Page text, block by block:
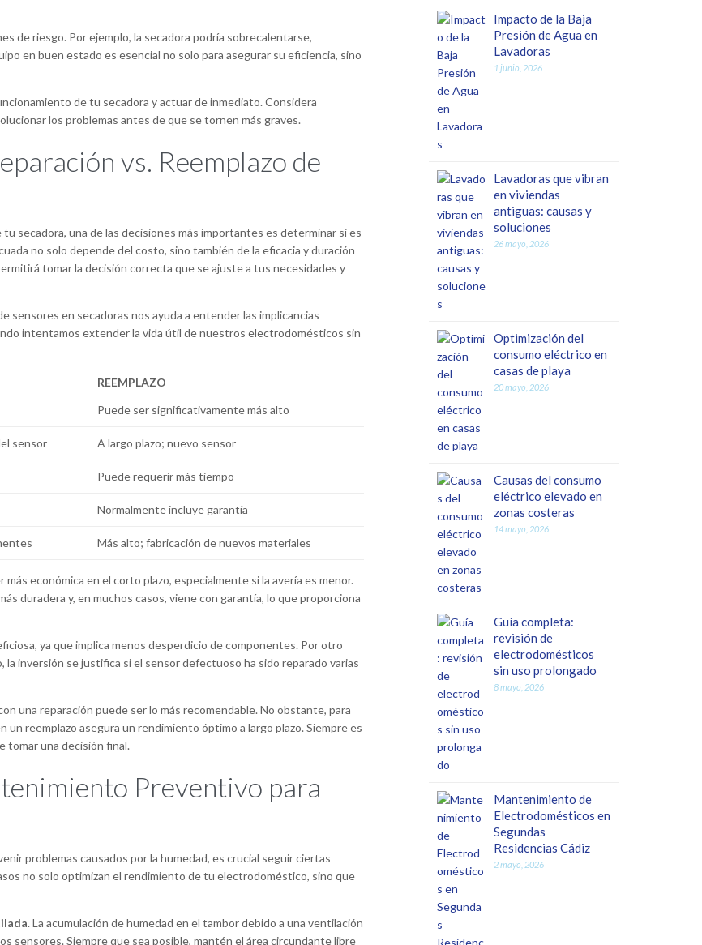
de riesgo. Por ejemplo, la secadora podría sobrecalentarse,
en buen estado es esencial no solo para asegurar su eficiencia, sino
de tu secadora y actuar de inmediato. Considera
los problemas antes de que se tornen más graves.
vs. Reemplazo de
secadora, una de las decisiones más importantes es determinar si es
no solo depende del costo, sino también de la eficacia y duración
tomar la decisión correcta que se ajuste a tus necesidades y
sensores en secadoras nos ayuda a entender las implicancias
intentamos extender la vida útil de nuestros electrodomésticos sin
REEMPLAZO
Puede ser significativamente más alto
sensor A largo plazo; nuevo sensor
Puede requerir más tiempo
Normalmente incluye garantía
Más alto; fabricación de nuevos materiales
económica en el corto plazo, especialmente si la avería es menor.
duradera y, en muchos casos, viene con garantía, lo que proporciona
ya que implica menos desperdicio de componentes. Por otro
inversión se justifica si el sensor defectuoso ha sido reparado varias
una reparación puede ser lo más recomendable. No obstante, para
reemplazo asegura un rendimiento óptimo a largo plazo. Siempre es
tomar una decisión final.
Preventivo para
problemas causados por la humedad, es crucial seguir ciertas
no solo optimizan el rendimiento de tu electrodoméstico, sino que
. La acumulación de humedad en el tambor debido a una ventilación
sensores. Siempre que sea posible, mantén el área circundante libre
Impacto de la Baja
Presión de Agua en
Lavadoras
1 junio, 2026
Lavadoras que vibran
en viviendas
antiguas: causas y
soluciones
26 mayo, 2026
Optimización del
consumo eléctrico en
casas de playa
20 mayo, 2026
Causas del consumo
eléctrico elevado en
zonas costeras
14 mayo, 2026
Guía completa:
revisión de
electrodomésticos
sin uso prolongado
8 mayo, 2026
Mantenimiento de
Electrodomésticos en
Segundas
Residencias Cádiz
2 mayo, 2026